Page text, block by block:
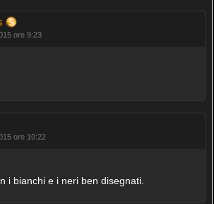
ore 9:23
ore 10:22
i bianchi e i neri ben disegnati.